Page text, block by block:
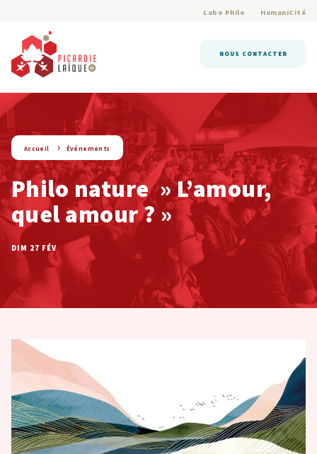
Labo Philo HumaniCité
NOUS CONTACTER
string(9) « evenement »
Accueil Événements
Philo nature » L’amour,
quel amour ? »
DIM 27 FÉV